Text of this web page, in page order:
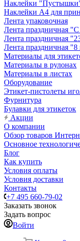
Наклейки
Наклейки А4 для
Лента упаковочная
Лента праздничная
Лента праздничная
Лента праздничная "8
Материалы для
Материалы в рулонах
Материалы в листах
Оборудование
Этикет-пистолеты
Фурнитура
Булавки для этикеток
Акции
О компании
Обзор товаров
Основное
Блог
Как купить
Условия оплаты
Условия доставки
Контакты
+7 495 660-79-02
Заказать звонок
Задать вопрос
Войти